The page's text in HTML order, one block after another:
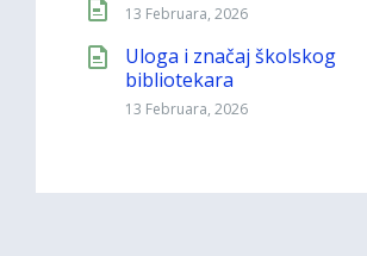
13 Februara, 2026
Uloga i značaj školskog
bibliotekara
13 Februara, 2026